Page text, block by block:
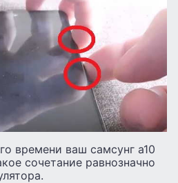
времени ваш самсунг а10
сочетание равнозначно